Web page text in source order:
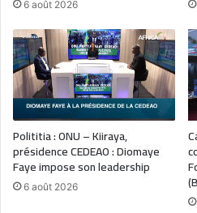
6 août 2026
Polititia : ONU – Kiiraya,
présidence CEDEAO : Diomaye
Faye impose son leadership
6 août 2026